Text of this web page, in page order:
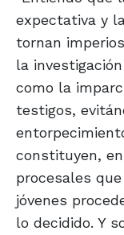
expectativa y
tornan
la
como la
testigos,
constituyen,
procesales
jóvenes
lo decidido. Y